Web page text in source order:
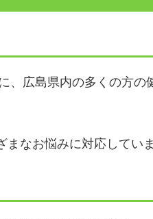
、広島県内の多くの方の
なお悩みに対応していま